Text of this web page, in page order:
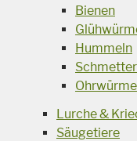
Bienen
Hummeln
Lurche &
Säugetiere